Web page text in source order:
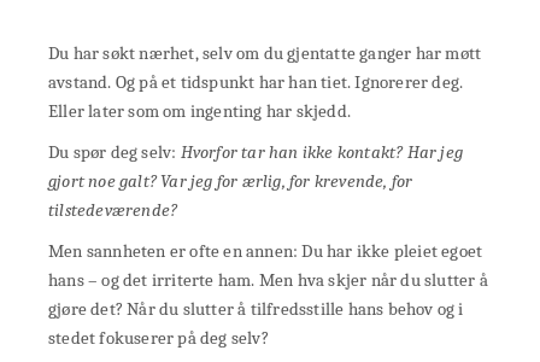
Du har søkt nærhet, selv om du gjentatte ganger har møtt
avstand. Og på et tidspunkt har han tiet. Ignorerer deg.
Eller later som om ingenting har skjedd.
Du spør deg selv: Hvorfor tar han ikke kontakt? Har jeg
gjort noe galt? Var jeg for ærlig, for krevende, for
tilstedeværende?
Men sannheten er ofte en annen: Du har ikke pleiet egoet
hans – og det irriterte ham. Men hva skjer når du slutter å
gjøre det? Når du slutter å tilfredsstille hans behov og i
stedet fokuserer på deg selv?